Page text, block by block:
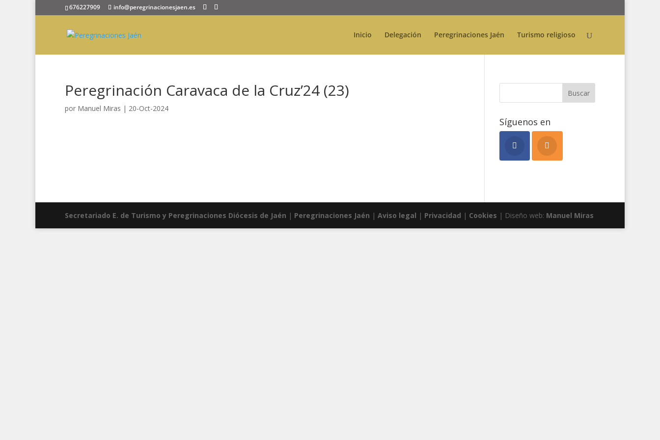
676227909 info@peregrinacionesjaen.es
Inicio Delegación Peregrinaciones Jaén Turismo religioso
Peregrinación Caravaca de la Cruz’24 (23)
por Manuel Miras | 20-Oct-2024
Síguenos en
Secretariado E. de Turismo y Peregrinaciones Diócesis de Jaén | Peregrinaciones Jaén | Aviso legal | Privacidad | Cookies | Diseño web: Manuel Miras